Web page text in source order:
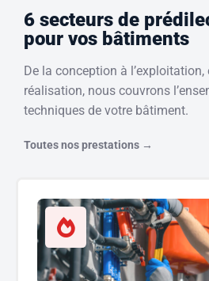
6 secteurs de
pour vos bâtiments
De la conception à
réalisation, nous couvrons
techniques de votre bâtiment.
Toutes nos prestations →